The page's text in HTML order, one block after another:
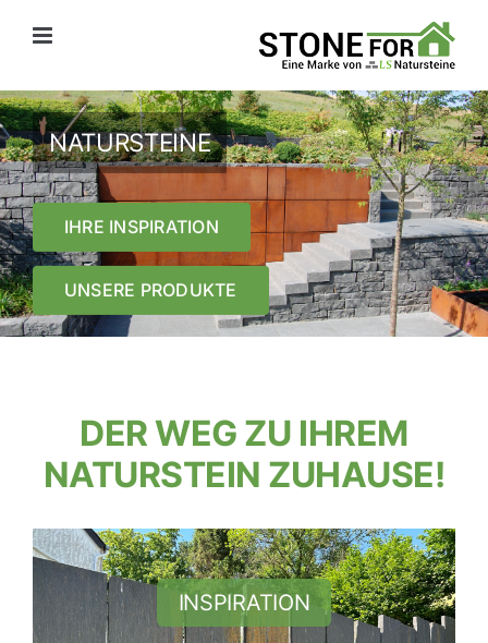
Inhalt
NATURSTEINE
IHRE INSPIRATION
UNSERE PRODUKTE
DER WEG ZU IHREM
NATURSTEIN ZUHAUSE!
INSPIRATION